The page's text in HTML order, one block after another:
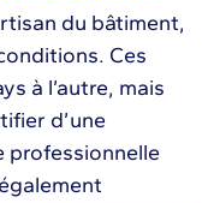
du bâtiment,
Ces
à l’autre, mais
d’une
professionnelle